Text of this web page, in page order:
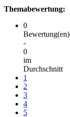
Themabewertung:
0
Bewertung(en)
-
0
im
Durchschnitt
1
2
3
4
5